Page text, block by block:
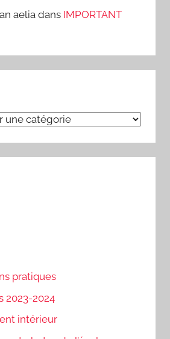
aelia dans IMPORTANT
pratiques
2023-2024
intérieur